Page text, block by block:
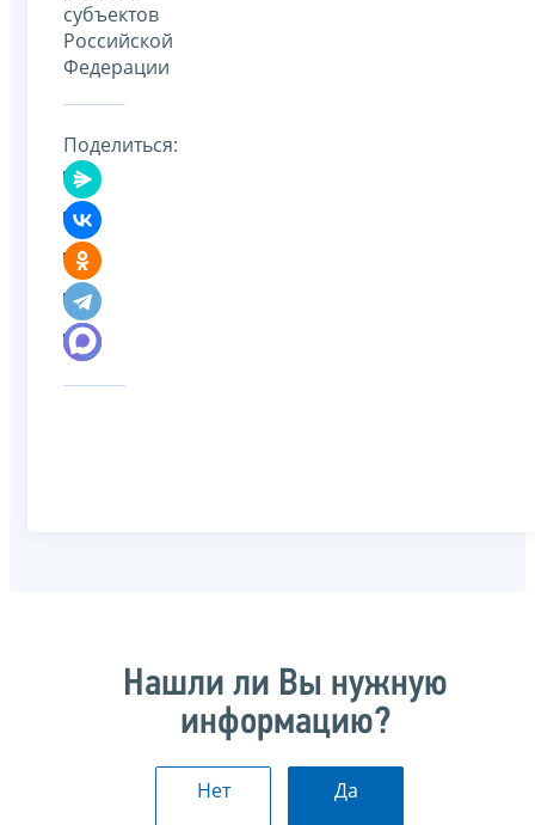
субъектов
Российской
Федерации
Поделиться:
Нашли ли Вы нужную
информацию?
Нет Да